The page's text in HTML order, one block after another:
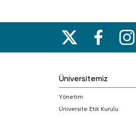
Üniversitemiz
Yönetim
Üniversite Etik Kurulu